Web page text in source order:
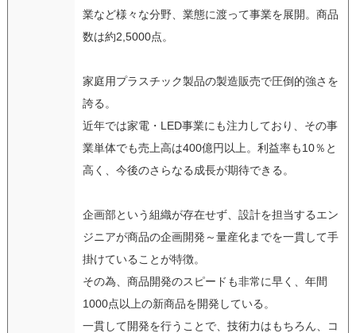
業など様々な分野、業態に渡って事業を展開。商品
数は約2,5000点。
家庭用プラスチック製品の製造販売で圧倒的強さを
誇る。
近年では家電・LED事業にも注力しており、その事
業単体でも売上高は400億円以上。利益率も10％と
高く、今後のさらなる成長が期待できる。
企画部という組織が存在せず、設計を担当するエン
ジニアが商品の企画開発～量産化までを一貫して手
掛けていることが特徴。
その為、商品開発のスピードも非常に早く、年間
1000点以上の新商品を開発している。
一貫して開発を行うことで、技術力はもちろん、コ